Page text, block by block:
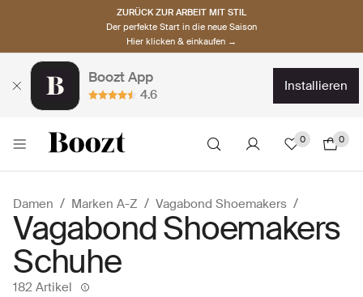
ZURÜCK ZUR ARBEIT MIT STIL
Der perfekte Start in die neue Saison
Hier klicken & einkaufen →
Boozt App
4.6
installieren
0 0
Damen Marken A-Z Vagabond Shoemakers
Vagabond Shoemakers
Schuhe
182 Artikel